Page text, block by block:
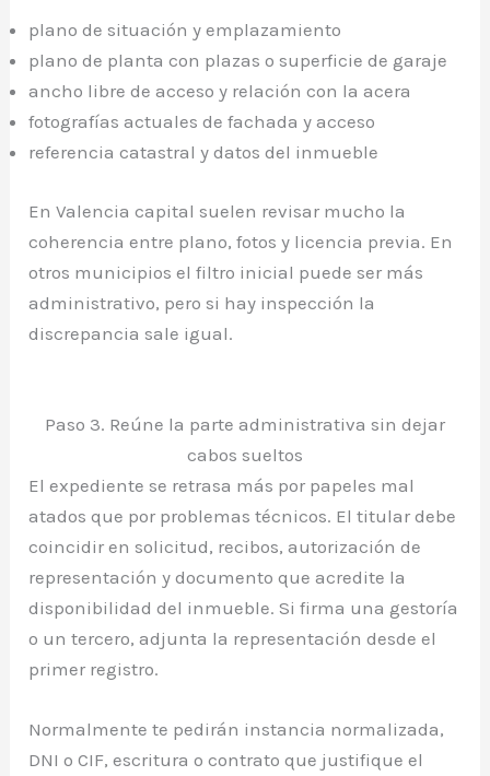
plano de situación y emplazamiento
plano de planta con plazas o superficie de garaje
ancho libre de acceso y relación con la acera
fotografías actuales de fachada y acceso
referencia catastral y datos del inmueble
En Valencia capital suelen revisar mucho la
coherencia entre plano, fotos y licencia previa. En
otros municipios el filtro inicial puede ser más
administrativo, pero si hay inspección la
discrepancia sale igual.
Paso 3. Reúne la parte administrativa sin dejar
cabos sueltos
El expediente se retrasa más por papeles mal
atados que por problemas técnicos. El titular debe
coincidir en solicitud, recibos, autorización de
representación y documento que acredite la
disponibilidad del inmueble. Si firma una gestoría
o un tercero, adjunta la representación desde el
primer registro.
Normalmente te pedirán instancia normalizada,
DNI o CIF, escritura o contrato que justifique el